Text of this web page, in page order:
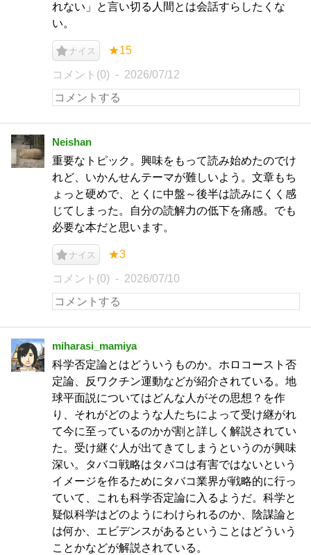
れない」と言い切る人間とは会話すらしたくな
い。
ナイス ★15
コメント(0) 2026/07/12
Neishan
重要なトピック。興味をもって読み始めたのでけ
れど、いかんせんテーマが難しいよう。文章もち
ょっと硬めで、とくに中盤～後半は読みにくく感
じてしまった。自分の読解力の低下を痛感。でも
必要な本だと思います。
ナイス ★3
コメント(0) 2026/07/10
miharasi_mamiya
科学否定論とはどういうものか。ホロコースト否
定論、反ワクチン運動などが紹介されている。地
球平面説についてはどんな人がその思想？を作
り、それがどのような人たちによって受け継がれ
て今に至っているのかが割と詳しく解説されてい
た。受け継ぐ人が出てきてしまうというのが興味
深い。タバコ戦略はタバコは有害ではないという
イメージを作るためにタバコ業界が戦略的に行っ
ていて、これも科学否定論に入るようだ。科学と
疑似科学はどのようにわけられるのか、陰謀論と
は何か、エビデンスがあるということはどういう
ことかなどが解説されている。